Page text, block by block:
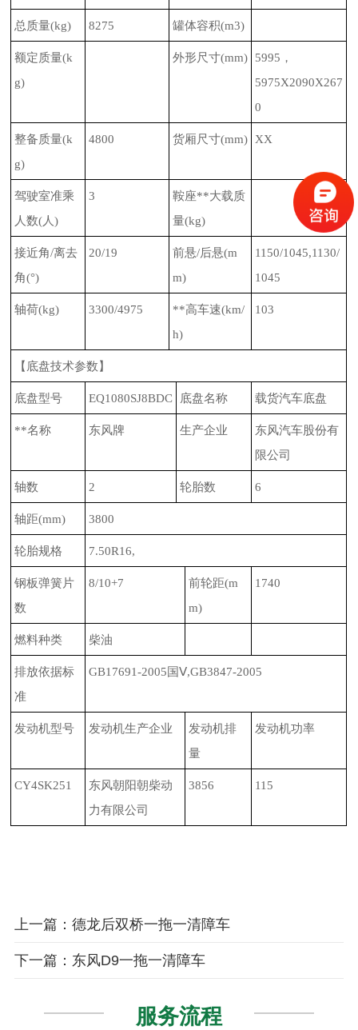
总质量(kg) 8275 罐体容积(m3)
额定质量(k
g)
外形尺寸(mm) 5995 ，
5975X2090X267
0
整备质量(k
g)
4800 货厢尺寸(mm) XX
驾驶室准乘
人数(人)
3
鞍座**大载质
量(kg)
接近角/离去
角(°)
20/19 前悬/后悬(m
m)
1150/1045,1130/
1045
轴荷(kg) 3300/4975 **高车速(km/
h)
103
【底盘技术参数】
底盘型号 EQ1080SJ8BDC 底盘名称 载货汽车底盘
**名称 东风牌 生产企业
东风汽车股份有
限公司
轴数 2 轮胎数 6
轴距(mm) 3800
轮胎规格 7.50R16,
钢板弹簧片
数
8/10+7 前轮距(m
m)
1740
燃料种类 柴油
排放依据标
准
GB17691-2005 国Ⅴ,GB3847-2005
发动机型号 发动机生产企业
发动机排
量
发动机功率
CY4SK251
东风朝阳朝柴动
力有限公司
3856 115
上一篇：德龙后双桥一拖一清障车
下一篇：东风D9一拖一清障车
服务流程